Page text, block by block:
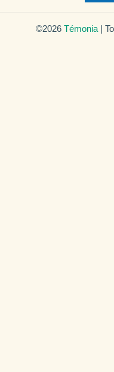
©2026 Témonia |